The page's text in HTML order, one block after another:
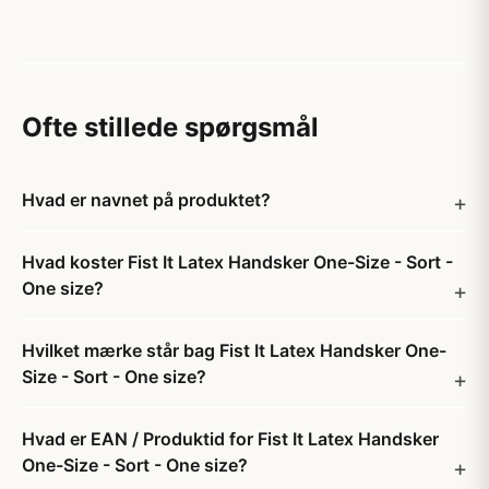
Ofte stillede spørgsmål
Hvad er navnet på produktet?
Hvad koster Fist It Latex Handsker One-Size - Sort -
One size?
Hvilket mærke står bag Fist It Latex Handsker One-
Size - Sort - One size?
Hvad er EAN / Produktid for Fist It Latex Handsker
One-Size - Sort - One size?